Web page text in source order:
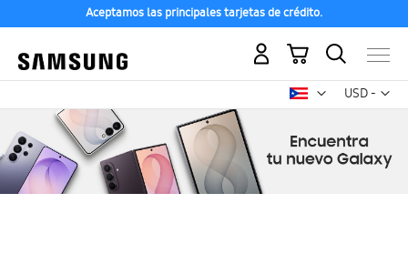
Aceptamos las principales tarjetas de crédito.
USD -
dólar
Mi carrito